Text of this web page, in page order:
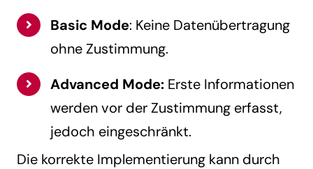
Basic Mode: Keine Datenübertragung
ohne Zustimmung.
Advanced Mode: Erste Informationen
werden vor der Zustimmung erfasst,
jedoch eingeschränkt.
Die korrekte Implementierung kann durch